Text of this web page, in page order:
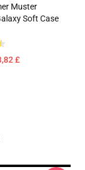
Muster
Soft Case
£